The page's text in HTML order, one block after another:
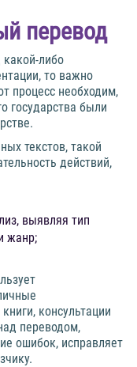
перевод
либо
то важно
процесс необходим,
государства были
текстов, такой
действий,
выявляя тип
жанр;
консультации
переводом,
ошибок, исправляет